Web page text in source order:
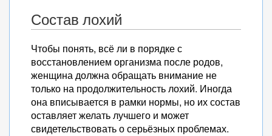
Состав лохий
Чтобы понять, всё ли в порядке с
восстановлением организма после родов,
женщина должна обращать внимание не
только на продолжительность лохий. Иногда
она вписывается в рамки нормы, но их состав
оставляет желать лучшего и может
свидетельствовать о серьёзных проблемах.